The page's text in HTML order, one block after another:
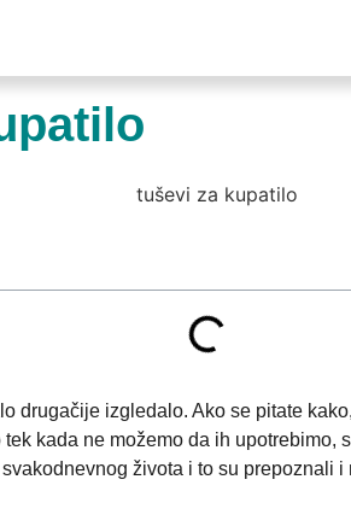
drugačije izgledalo. Ako se pitate
kada ne možemo da ih upotrebimo,
života i to su prepoznali